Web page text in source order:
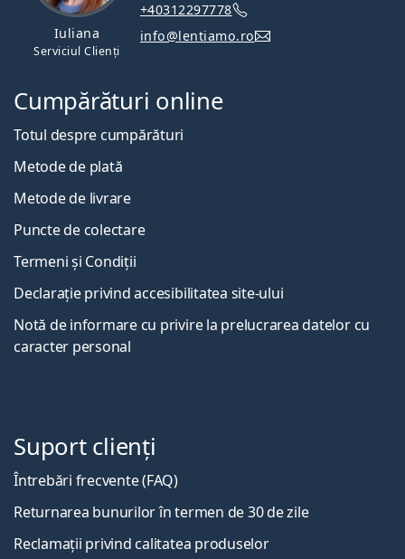
Iuliana
Serviciul Clienți
+40312297778
info@lentiamo.ro
Cumpărături online
Totul despre cumpărături
Metode de plată
Metode de livrare
Puncte de colectare
Termeni și Condiții
Declarație privind accesibilitatea site-ului
Notă de informare cu privire la prelucrarea datelor cu
caracter personal
Suport clienți
Întrebări frecvente (FAQ)
Returnarea bunurilor în termen de 30 de zile
Reclamații privind calitatea produselor